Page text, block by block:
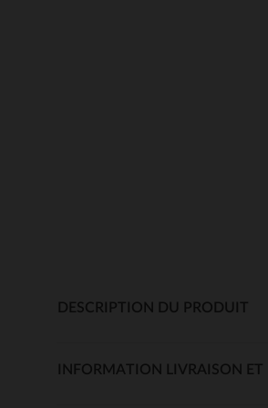
DESCRIPTION DU PRODUIT
INFORMATION LIVRAISON ET